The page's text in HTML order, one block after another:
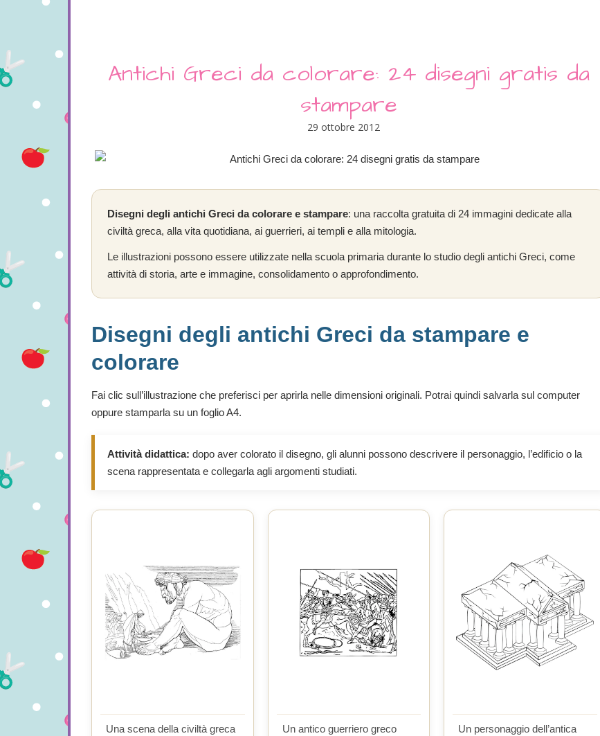
Antichi Greci da colorare: 24 disegni gratis da
stampare
29 ottobre 2012
Disegni degli antichi Greci da colorare e stampare: una raccolta gratuita di 24 immagini dedicate alla
civiltà greca, alla vita quotidiana, ai guerrieri, ai templi e alla mitologia.
Le illustrazioni possono essere utilizzate nella scuola primaria durante lo studio degli antichi Greci, come
attività di storia, arte e immagine, consolidamento o approfondimento.
Disegni degli antichi Greci da stampare e
colorare
Fai clic sull’illustrazione che preferisci per aprirla nelle dimensioni originali. Potrai quindi salvarla sul computer
oppure stamparla su un foglio A4.
Attività didattica: dopo aver colorato il disegno, gli alunni possono descrivere il personaggio, l’edificio o la
scena rappresentata e collegarla agli argomenti studiati.
Una scena della civiltà greca
Un antico guerriero greco
Un personaggio dell’antica